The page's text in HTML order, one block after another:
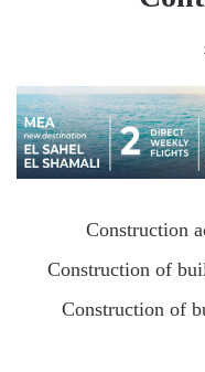
Construction
Construction of
Construction of